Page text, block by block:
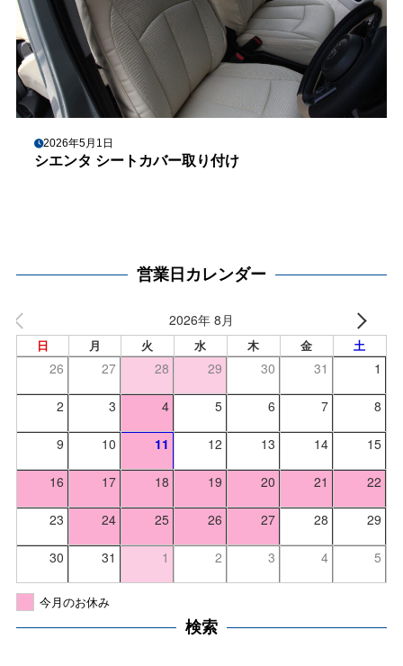
2026年5月1日
シエンタ シートカバー取り付け
営業日カレンダー
2026年 8月
日 月 火 水 木 金 土
26 27 28 29 30 31 1
2 3 4 5 6 7 8
9 10 11 12 13 14 15
16 17 18 19 20 21 22
23 24 25 26 27 28 29
30 31 1 2 3 4 5
今月のお休み
検索